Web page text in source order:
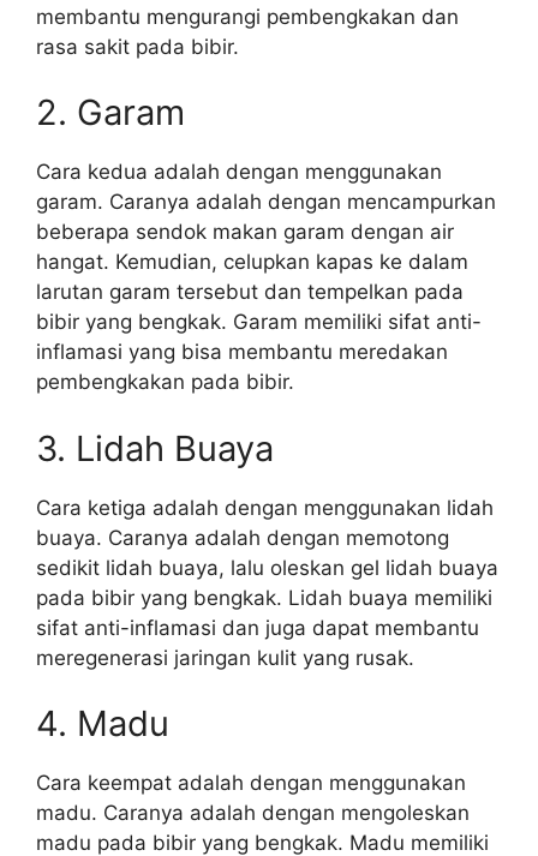
membantu mengurangi pembengkakan dan
rasa sakit pada bibir.
2. Garam
Cara kedua adalah dengan menggunakan
garam. Caranya adalah dengan mencampurkan
beberapa sendok makan garam dengan air
hangat. Kemudian, celupkan kapas ke dalam
larutan garam tersebut dan tempelkan pada
bibir yang bengkak. Garam memiliki sifat anti-
inflamasi yang bisa membantu meredakan
pembengkakan pada bibir.
3. Lidah Buaya
Cara ketiga adalah dengan menggunakan lidah
buaya. Caranya adalah dengan memotong
sedikit lidah buaya, lalu oleskan gel lidah buaya
pada bibir yang bengkak. Lidah buaya memiliki
sifat anti-inflamasi dan juga dapat membantu
meregenerasi jaringan kulit yang rusak.
4. Madu
Cara keempat adalah dengan menggunakan
madu. Caranya adalah dengan mengoleskan
madu pada bibir yang bengkak. Madu memiliki